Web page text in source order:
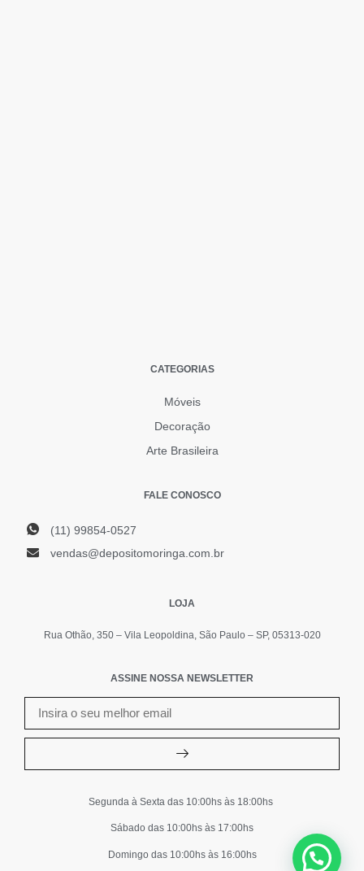
CATEGORIAS
Móveis
Decoração
Arte Brasileira
FALE CONOSCO
(11) 99854-0527
vendas@depositomoringa.com.br
LOJA
Rua Othão, 350 – Vila Leopoldina, São Paulo – SP, 05313-020
ASSINE NOSSA NEWSLETTER
Segunda à Sexta das 10:00hs às 18:00hs
Sábado das 10:00hs às 17:00hs
Domingo das 10:00hs às 16:00hs